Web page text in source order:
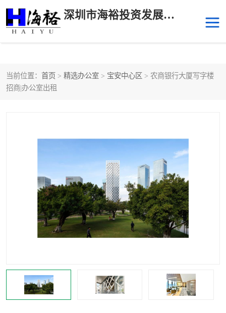
深圳市海裕投资发展有限公司
当前位置： 首页 > 精选办公室 > 宝安中心区 > 农商银行大厦写字楼
招商|办公室出租
后海
深圳湾科技生态园
福田中心区写字楼租赁 宝安中心区
深圳宝安 福田车公庙
罗湖水贝 南山南油
罗湖区
兴东 石岩